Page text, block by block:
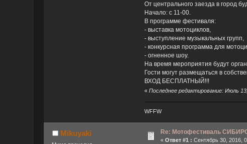
От центрального заезда в город
Начало: с 11-00.
В программе фестиваля:
- выставка мотоциклов,
- выступление музыкальных групп,
- конкурсная программа для
- огненное шоу.
На время мероприятия будут
Гости могут размещаться в
ВХОД БЕСПЛАТНЫЙ!!!
« Последнее редактирование: Июль
WFFW
Mikuyaki Re: Мотофестиваль
«Ответ #1 : Сентябрь 30, 2016,